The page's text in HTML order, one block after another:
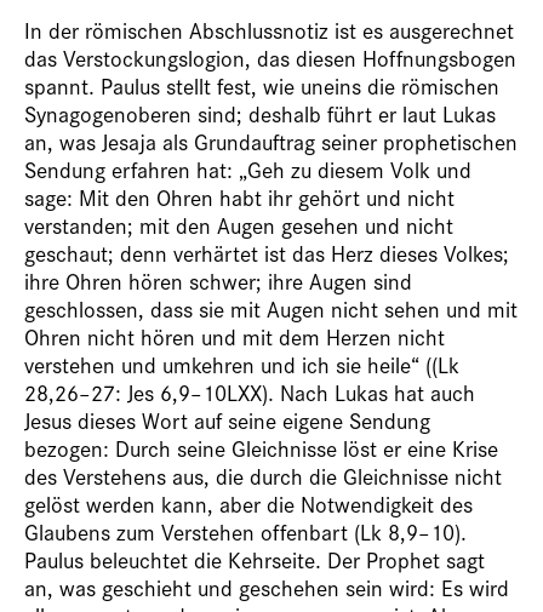
In der römischen Abschlussnotiz ist es ausgerechnet
das Verstockungslogion, das diesen Hoffnungsbogen
spannt. Paulus stellt fest, wie uneins die römischen
Synagogenoberen sind; deshalb führt er laut Lukas
an, was Jesaja als Grundauftrag seiner prophetischen
Sendung erfahren hat: „Geh zu diesem Volk und
sage: Mit den Ohren habt ihr gehört und nicht
verstanden; mit den Augen gesehen und nicht
geschaut; denn verhärtet ist das Herz dieses Volkes;
ihre Ohren hören schwer; ihre Augen sind
geschlossen, dass sie mit Augen nicht sehen und mit
Ohren nicht hören und mit dem Herzen nicht
verstehen und umkehren und ich sie heile“ ((Lk
28,26–27: Jes 6,9–10LXX). Nach Lukas hat auch
Jesus dieses Wort auf seine eigene Sendung
bezogen: Durch seine Gleichnisse löst er eine Krise
des Verstehens aus, die durch die Gleichnisse nicht
gelöst werden kann, aber die Notwendigkeit des
Glaubens zum Verstehen offenbart (Lk 8,9–10).
Paulus beleuchtet die Kehrseite. Der Prophet sagt
an, was geschieht und geschehen sein wird: Es wird